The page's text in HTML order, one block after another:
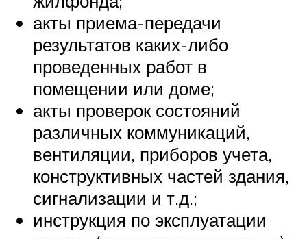
акты приема-передачи
результатов каких-либо
проведенных работ в
помещении или доме;
акты проверок состояний
различных коммуникаций,
вентиляции, приборов учета,
конструктивных частей здания,
сигнализации и т.д.;
инструкция по эксплуатации